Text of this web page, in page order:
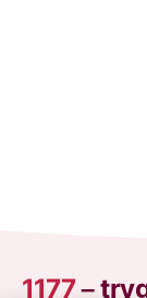
1177–